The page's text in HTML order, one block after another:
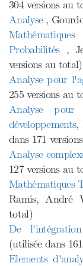
304 versions au
Analyse ,
Probabilités ,
versions au total)
Analyse pour
255 versions au
Analyse pour
développements,
dans 171
Analyse
127 versions au
Mathématiques
Ramis, André
total)
De
(utilisée dans
Elements